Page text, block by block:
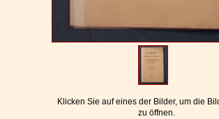
Datenschutzerklärung
Ihr WarenkorbKlicken Sie auf eines der Bilder, um die
zu öffnen.